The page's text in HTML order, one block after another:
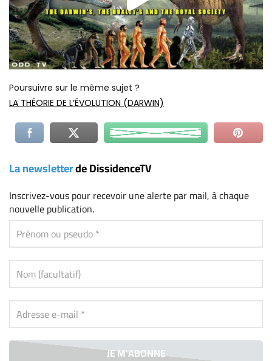
Poursuivre sur le même sujet ?
LA THÉORIE DE L’ÉVOLUTION (DARWIN)
La newsletterde DissidenceTV
Inscrivez-vouspour recevoir une alerte par mail, à chaque
nouvelle publication.